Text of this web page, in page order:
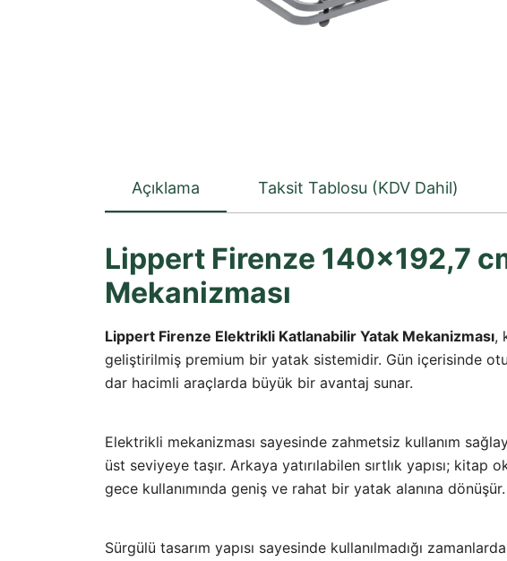
Açıklama Taksit Tablosu (KDV Dahil)
Lippert Firenze 140×192,7
Mekanizması
Lippert Firenze Elektrikli Katlanabilir Yatak Mekanizması,
geliştirilmiş premium bir yatak sistemidir. Gün içerisinde
dar hacimli araçlarda büyük bir avantaj sunar.
Elektrikli mekanizması sayesinde zahmetsiz kullanım
üst seviyeye taşır. Arkaya yatırılabilen sırtlık yapısı;
gece kullanımında geniş ve rahat bir yatak alanına dönüşür.
Sürgülü tasarım yapısı sayesinde kullanılmadığı